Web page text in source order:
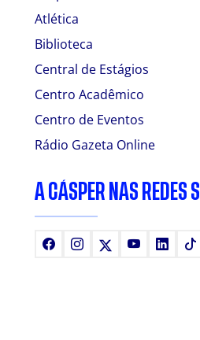
Atlética
Biblioteca
Central de Estágios
Centro Acadêmico
Centro de Eventos
Rádio Gazeta Online
A CÁSPER NAS REDES
FacebookInstagramYoutube